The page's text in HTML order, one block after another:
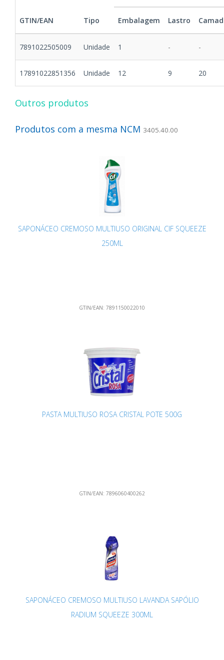
GTIN/EAN Tipo Embalagem Lastro
7891022505009 Unidade 1 - -
17891022851356 Unidade 12 9 20
Outros produtos
Produtos com a mesma NCM 3405.40.00
SAPONÁCEO CREMOSO MULTIUSO ORIGINAL CIF SQUEEZE
250ML
GTIN/EAN: 7891150022010
PASTA MULTIUSO ROSA CRISTAL POTE 500G
GTIN/EAN: 7896060400262
SAPONÁCEO CREMOSO MULTIUSO LAVANDA SAPÓLIO
RADIUM SQUEEZE 300ML